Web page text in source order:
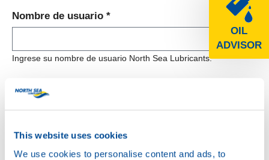
This website uses cookies
We use cookies to personalise content and ads, to
OIL
ADVISOR
Nombre de usuario *
Contraseña *